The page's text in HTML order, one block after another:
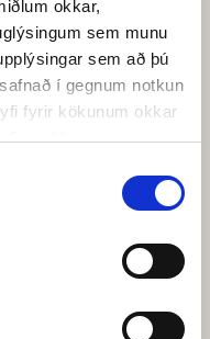
okkar,
sem munu
sem að þú
í gegnum notkun
fyrir kökunum okkar
okkar.
EFTIR
26 : 02
SEKÚNDUR